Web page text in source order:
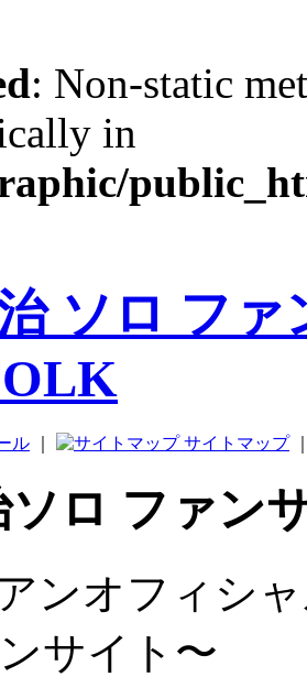
: Non-static
in
ル サイトマップ
ソロ ファン
ンオフィシ
サイト〜